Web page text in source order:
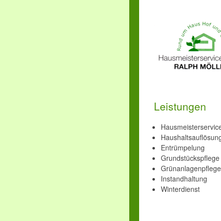
Leistungen
Entrümpelung
Grundstückspflege
Grünanlagenpflege
Instandhaltung
Winterdienst